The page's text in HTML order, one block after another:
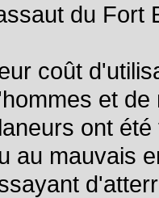
du Fort
coût
et
ont
au mauvais